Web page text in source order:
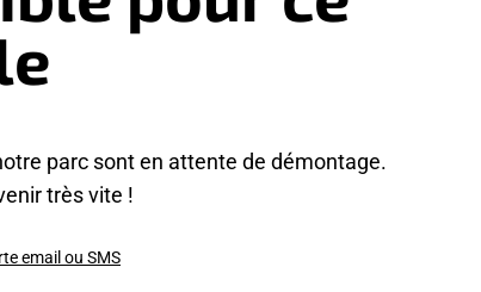
parc sont en attente de démontage.
très vite !
email ou SMS